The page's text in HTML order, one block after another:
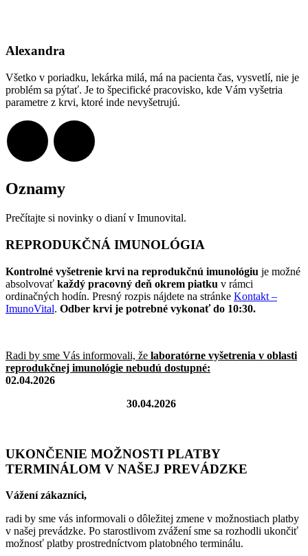
Alexandra
Všetko v poriadku, lekárka milá, má na pacienta čas, vysvetlí, nie je
problém sa pýtať. Je to špecifické pracovisko, kde Vám vyšetria
parametre z krvi, ktoré inde nevyšetrujú.
Oznamy
Prečítajte si novinky o dianí v Imunovital.
REPRODUKČNÁ IMUNOLÓGIA
Kontrolné vyšetrenie krvi na reprodukčnú imunológiu je možné
absolvovať každý pracovný deň okrem piatku v rámci
ordinačných hodín. Presný rozpis nájdete na stránke Kontakt –
ImunoVital. Odber krvi je potrebné vykonať do 10:30.
Radi by sme Vás informovali, že laboratórne vyšetrenia v oblasti
reprodukčnej imunológie nebudú dostupné:
02.04.2026
30.04.2026
UKONČENIE MOŽNOSTI PLATBY
TERMINÁLOM V NAŠEJ PREVÁDZKE
Vážení zákazníci,
radi by sme vás informovali o dôležitej zmene v možnostiach platby
v našej prevádzke. Po starostlivom zvážení sme sa rozhodli ukončiť
možnosť platby prostredníctvom platobného terminálu.